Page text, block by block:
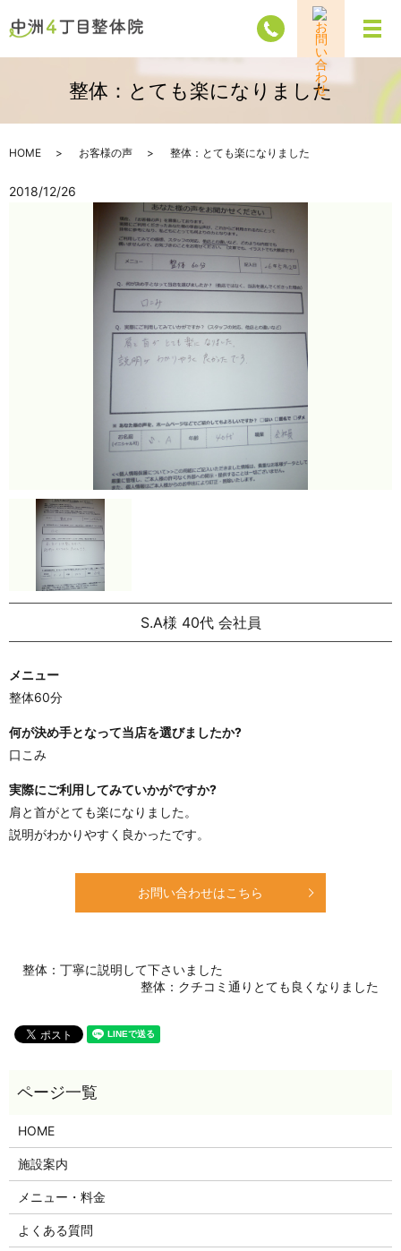
メ
整体：とても楽になりました
HOME お客様の声 整体：とても楽になりました
2018/12/26
S.A様 40代 会社員
メニュー
整体60分
何が決め手となって当店を選びましたか?
口こみ
実際にご利用してみていかがですか?
肩と首がとても楽になりました。
説明がわかりやすく良かったです。
お問い合わせはこちら
整体：丁寧に説明して下さいました
整体：クチコミ通りとても良くなりました
HOME
施設案内
メニュー・料金
よくある質問